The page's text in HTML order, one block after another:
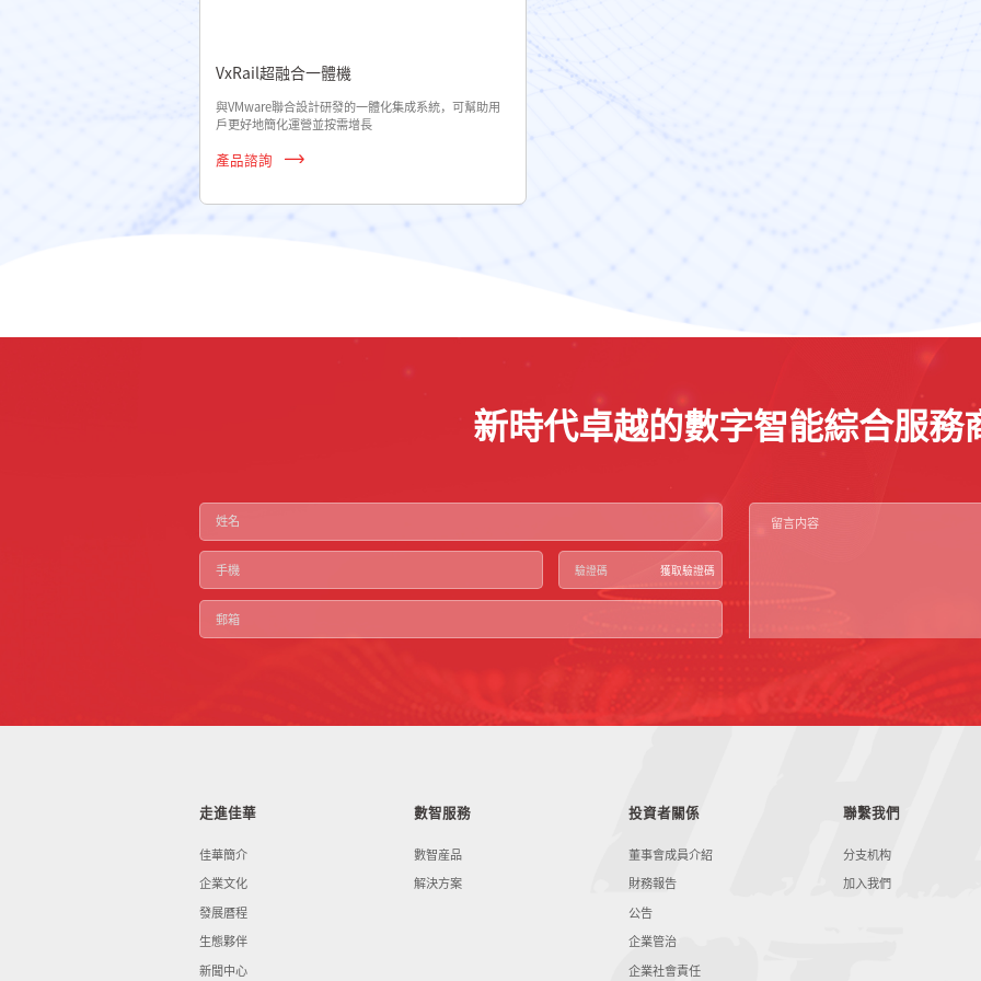
VxRail超融合一體機
與VMware聯合設計研發的一體化集成系統，可幫助用
戶更好地簡化運營並按需增長
產品諮詢
新時代卓越的數字智能綜合服務
獲取驗證碼
走進佳華
佳華簡介
企業文化
發展曆程
生態夥伴
新聞中心
數智服務
數智産品
解決方案
投資者關係
董事會成員介紹
財務報告
公告
企業管治
企業社會責任
聯繫我們
分支机构
加入我們